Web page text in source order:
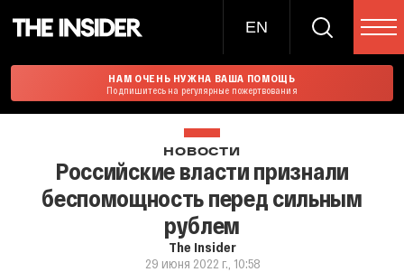
EN
НАМ ОЧЕНЬ НУЖНА ВАША ПОМОЩЬ
Подпишитесь на регулярные пожертвования
НОВОСТИ
Российские власти признали
беспомощность перед сильным
рублем
The Insider
29 июня 2022 г., 10:58